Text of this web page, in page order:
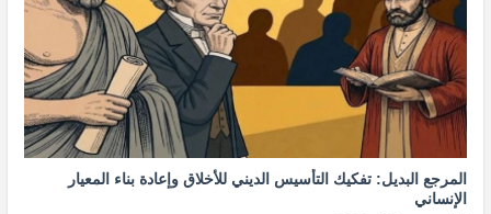
المرجع البديل: تفكيك التأسيس الديني للأخلاق وإعادة بناء المعيار
الإنساني